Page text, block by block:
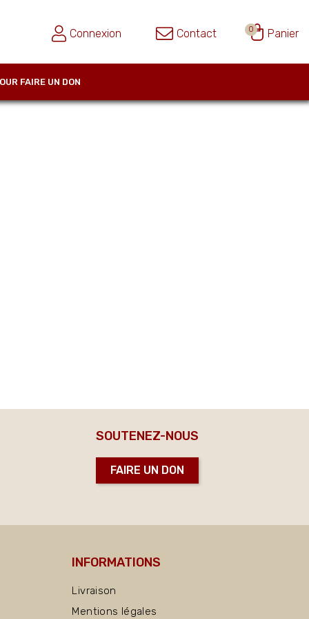
Connexion Contact 0 Panier
FAIRE UN DON
SOUTENEZ-NOUS
FAIRE UN DON
INFORMATIONS
Livraison
Mentions légales